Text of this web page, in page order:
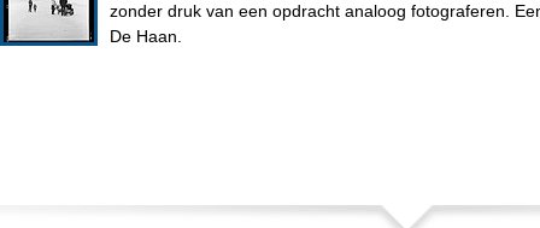
zonder druk van een opdracht analoog fotograferen.
De Haan.